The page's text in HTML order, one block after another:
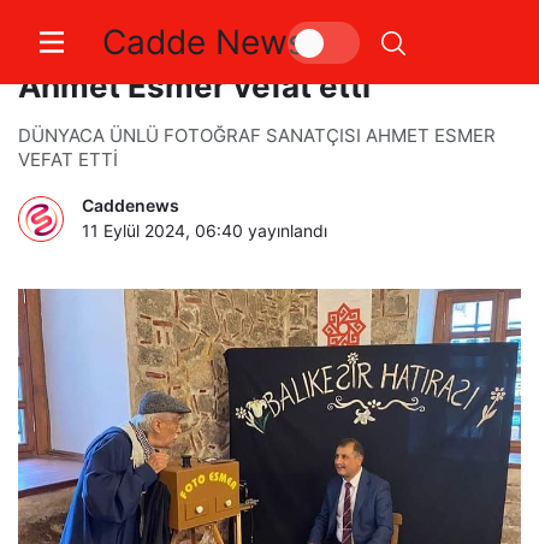
Cadde News
Dünyaca ünlü fotoğraf sanatçısı
Ahmet Esmer vefat etti
DÜNYACA ÜNLÜ FOTOĞRAF SANATÇISI AHMET ESMER
VEFAT ETTİ
Caddenews
11 Eylül 2024, 06:40 yayınlandı